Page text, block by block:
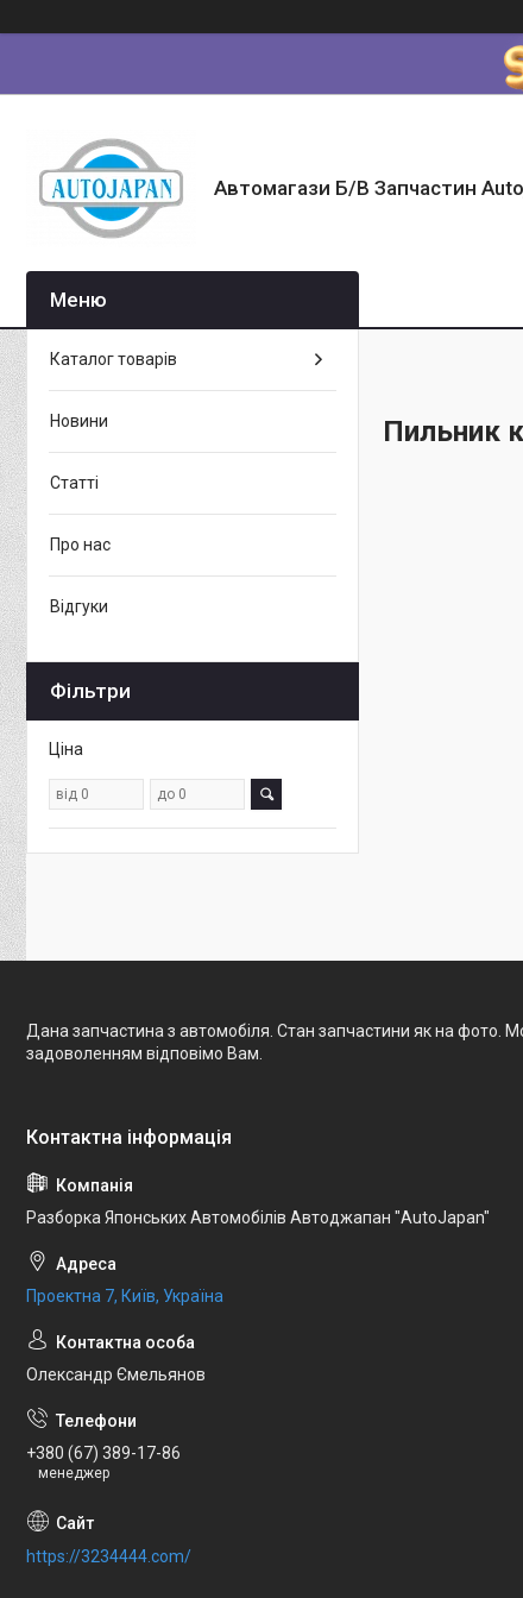
Автомагази Б/В Запчастин
Пильник
Каталог товарів
Новини
Статті
Про нас
Відгуки
Фільтри
Ціна
Дана запчастина з автомобіля. Стан запчастини як на фото.
задоволенням відповімо Вам.
Разборка Японських Автомобілів Автоджапан "AutoJapan"
Проектна 7, Київ, Україна
Олександр Ємельянов
+380 (67) 389-17-86
менеджер
https://3234444.com/